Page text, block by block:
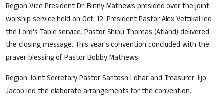
Region Vice President Dr. Binny Mathews presided over the joint
worship service held on Oct. 12. President Pastor Alex Vettikal led
the Lord's Table service. Pastor Shibu Thomas (Atland) delivered
the closing message. This year's convention concluded with the
prayer blessing of Pastor Bobby Mathews.
Region Joint Secretary Pastor Santosh Lohar and Treasurer Jijo
Jacob led the elaborate arrangements for the convention.